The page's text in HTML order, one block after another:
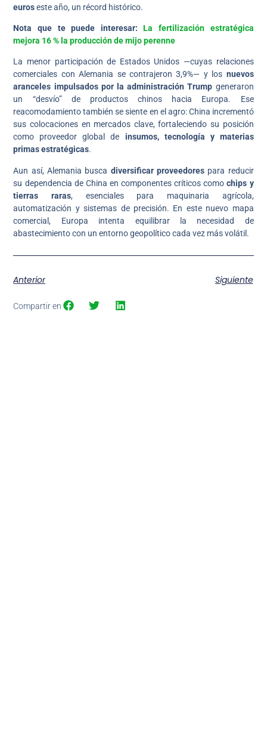
euroseste año, un récord histórico.
Nota que te puede interesar: La fertilización estratégica
mejora 16 % la producción de mijo perenne
La menor participación de Estados Unidos —cuyas relaciones
comerciales con Alemania se contrajeron 3,9%— y los nuevos
aranceles impulsados por la administración Trump generaron
un “desvío” de productos chinos hacia Europa. Ese
reacomodamiento también se siente en el agro: China incrementó
sus colocaciones en mercados clave, fortaleciendo su posición
como proveedor global de insumos, tecnología y materias
primas estratégicas.
Aun así, Alemania busca diversificar proveedores para reducir
su dependencia de China en componentes críticos comochips y
tierras raras, esenciales para maquinaria agrícola,
automatización y sistemas de precisión. En este nuevo mapa
comercial, Europa intenta equilibrar la necesidad de
abastecimiento con un entorno geopolítico cada vez más volátil.
Anterior Siguiente
Compartir en